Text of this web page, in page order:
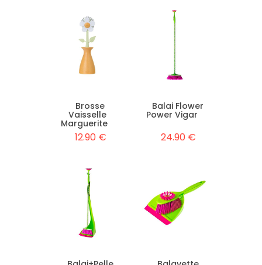
Brosse
Vaisselle
Marguerite
12.90 €
Balai Flower
Power Vigar
24.90 €